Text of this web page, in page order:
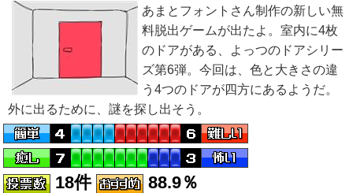
あまとフォントさん制作の新しい無
料脱出ゲームが出たよ。室内に4枚
のドアがある、よっつのドアシリー
ズ第6弾。今回は、色と大きさの違
う4つのドアが四方にあるようだ。
外に出るために、謎を探し出そう。
18件
88.9％